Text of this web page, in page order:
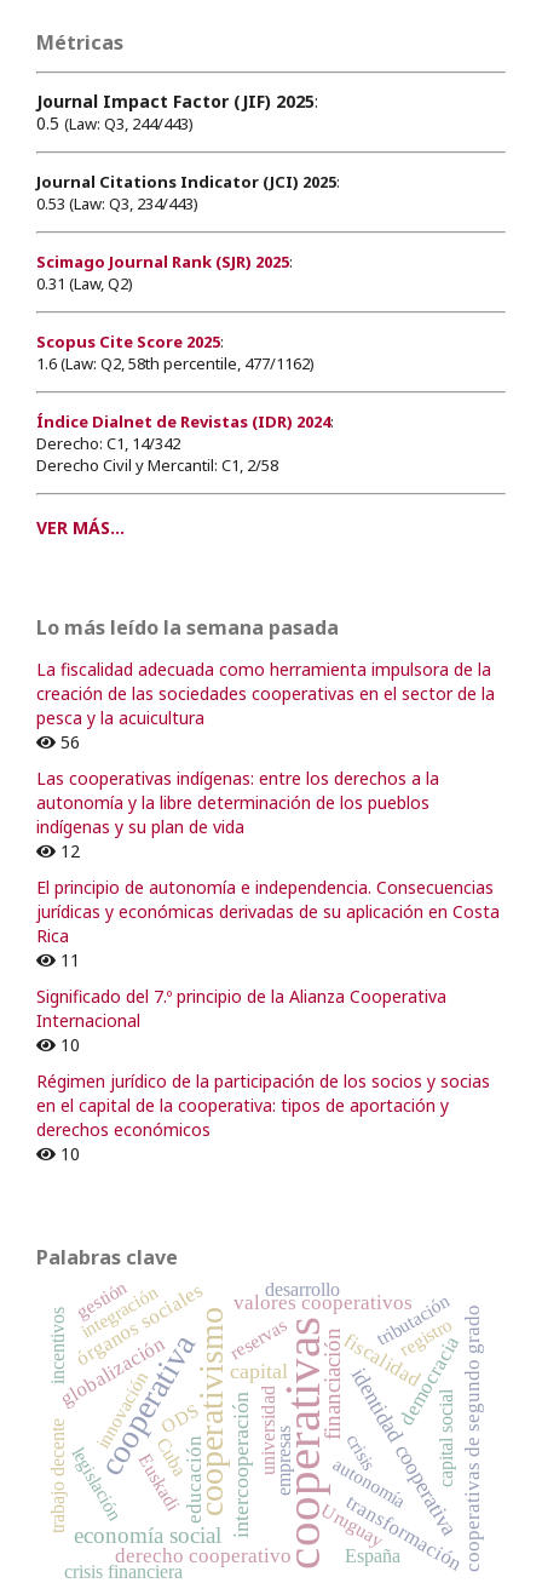
Métricas
Journal Impact Factor (JIF) 2025:
0.5 (Law: Q3, 244/443)
Journal Citations Indicator (JCI) 2025:
0.53 (Law: Q3, 234/443)
Scimago Journal Rank (SJR) 2025:
0.31 (Law, Q2)
Scopus Cite Score 2025:
1.6 (Law: Q2, 58th percentile, 477/1162)
Índice Dialnet de Revistas (IDR) 2024:
Derecho: C1, 14/342
Derecho Civil y Mercantil: C1, 2/58
VER MÁS...
Lo más leído la semana pasada
La fiscalidad adecuada como herramienta impulsora de la
creación de las sociedades cooperativas en el sector de la
pesca y la acuicultura
56
Las cooperativas indígenas: entre los derechos a la
autonomía y la libre determinación de los pueblos
indígenas y su plan de vida
12
El principio de autonomía e independencia. Consecuencias
jurídicas y económicas derivadas de su aplicación en Costa
Rica
11
Significado del 7.º principio de la Alianza Cooperativa
Internacional
10
Régimen jurídico de la participación de los socios y socias
en el capital de la cooperativa: tipos de aportación y
derechos económicos
10
Palabras clave
cooperativas
cooperativismo
cooperativa
economía social
financiación
capital identidad cooperativa
intercooperación
valores cooperativos
fiscalidad
transformación
educación
derecho cooperativo
órganos sociales cooperativas de segundo grado
democracia
globalización
innovación
desarrollo
capital social
universidad
Cuba autonomía
legislación
Uruguay
trabajo decente crisis
España
Euskadi
integración tributación
crisis financiera
reservas registro
empresas
incentivos
gestión
ODS